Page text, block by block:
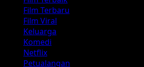
Film Terbaru
Film Viral
Keluarga
Komedi
Netflix
Petualangan